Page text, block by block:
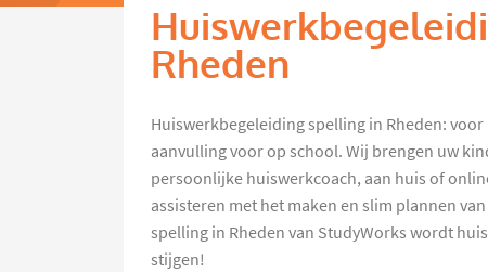
Rheden
Huiswerkbegeleiding spelling in Rheden:
aanvulling voor op school. Wij brengen uw
persoonlijke huiswerkcoach, aan huis of
assisteren met het maken en slim plannen
spelling in Rheden van StudyWorks wordt
stijgen!